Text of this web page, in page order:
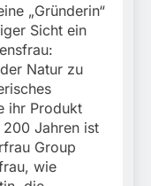
„Gründerin“
Sicht ein
Natur zu
ihr Produkt
Jahren ist
Group
wie